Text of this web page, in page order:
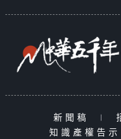
新聞稿 |
知識產權告示